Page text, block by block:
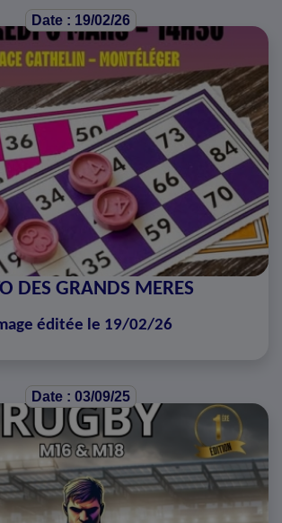
Date : 19/02/26
DES GRANDS MERES
éditée le 19/02/26
Date : 03/09/25